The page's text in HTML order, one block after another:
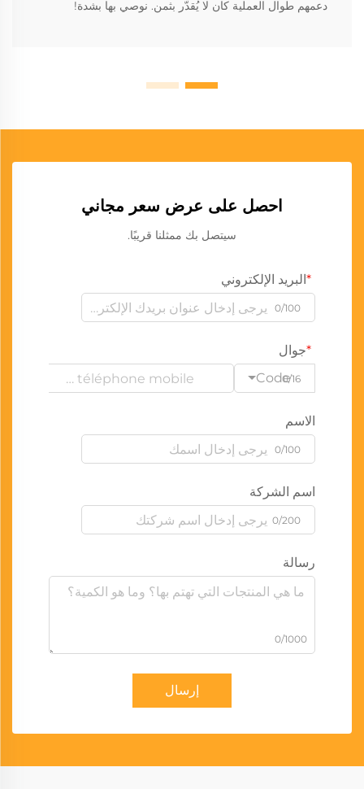
دعمهم طوال العملية كان لا يُقدّر بثمن. نوصي بها بشدة!
احصل على عرض سعر مجاني
سيتصل بك ممثلنا قريبًا.
البريد الإلكتروني
0/100
جوال
Code0/16
الاسم
0/100
اسم الشركة
0/200
رسالة
0/1000
إرسال